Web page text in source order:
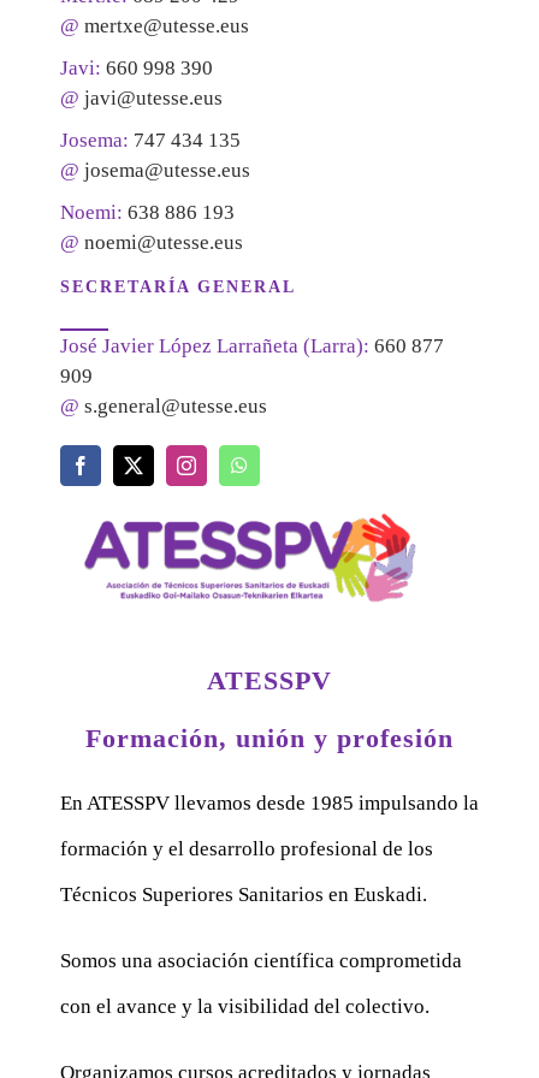
@ mertxe@utesse.eus
Javi: 660 998 390
@ javi@utesse.eus
Josema: 747 434 135
@ josema@utesse.eus
Noemi: 638 886 193
@ noemi@utesse.eus
SECRETARÍA GENERAL
José Javier López Larrañeta (Larra): 660 877
909
@ s.general@utesse.eus
ATESSPV
Formación, unión y profesión
En ATESSPV llevamos desde 1985 impulsando la
formación y el desarrollo profesional de los
Técnicos Superiores Sanitarios en Euskadi.
Somos una asociación científica comprometida
con el avance y la visibilidad del colectivo.
Organizamos cursos acreditados y jornadas